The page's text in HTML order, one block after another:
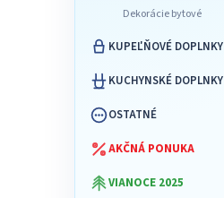
Dekorácie bytové
KUPEĽŇOVÉ DOPLNKY
KUCHYNSKÉ DOPLNKY
OSTATNÉ
AKČNÁ PONUKA
VIANOCE 2025